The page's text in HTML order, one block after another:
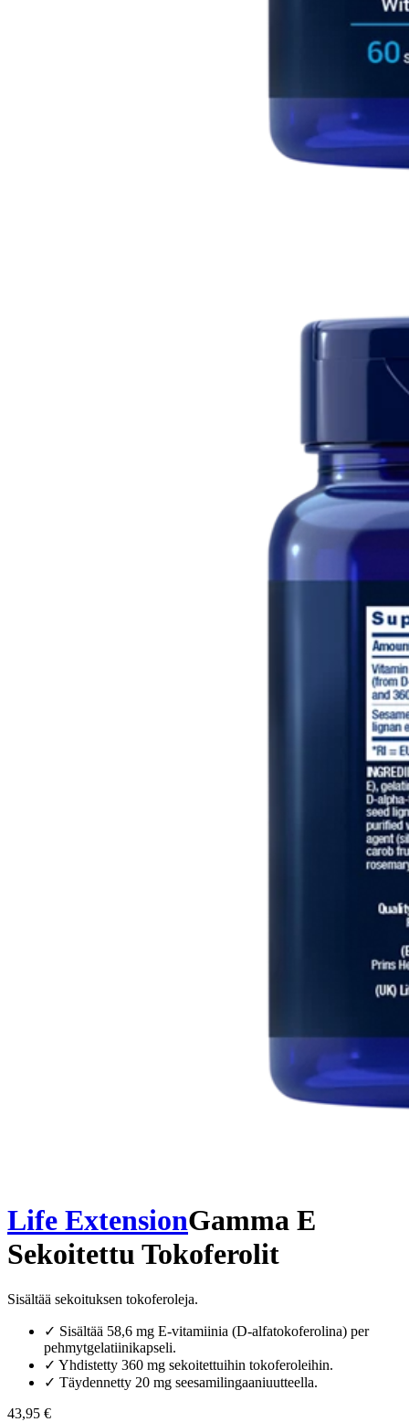
Life ExtensionGamma E
Sekoitettu Tokoferolit
Sisältää sekoituksen tokoferoleja.
✓ Sisältää 58,6 mg E-vitamiinia (D-alfatokoferolina) per
pehmytgelatiinikapseli.
✓ Yhdistetty 360 mg sekoitettuihin tokoferoleihin.
✓ Täydennetty 20 mg seesamilingaaniuutteella.
43,95 €